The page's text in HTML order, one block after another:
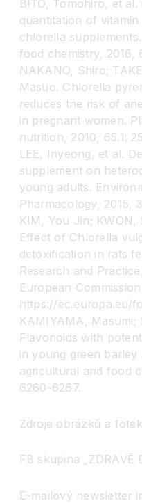
BITO, Tomohiro, et
quantitation of
chlorella
food chemistry, 2016,
NAKANO, Shiro;
Masuo. Chlorella
reduces the risk of
in pregnant women.
nutrition, 2010, 65.1:
LEE, Inyeong, et al.
supplement on
young adults.
Pharmacology, 2015,
KIM, You Jin; KWON,
Effect of Chlorella
detoxification in rats
Research and
European
https://ec.europa.eu/
KAMIYAMA, Masumi;
Flavonoids with
in young green
agricultural and food
6260-6267.
Zdroje obrázků a
FB skupina „ZDRAVĚ
E-mailový newsletter